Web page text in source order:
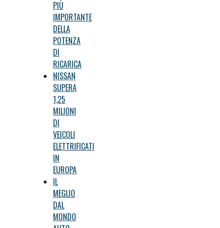
PIÙ
IMPORTANTE
DELLA
POTENZA
DI
RICARICA
NISSAN
SUPERA
1,25
MILIONI
DI
VEICOLI
ELETTRIFICATI
IN
EUROPA
IL
MEGLIO
DAL
MONDO